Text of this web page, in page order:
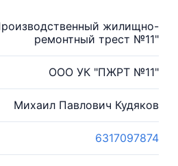
жилищно-
ремонтный трест №11"
ООО УК "ПЖРТ №11"
Михаил Павлович Кудяков
6317097874